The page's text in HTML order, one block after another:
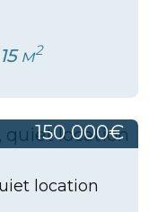
м2
150 000€
location